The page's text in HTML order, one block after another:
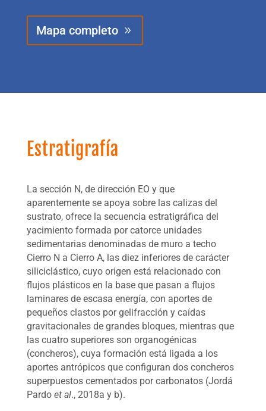
Mapa completo
Estratigrafía
La sección N, de dirección EO y que
aparentemente se apoya sobre las calizas del
sustrato, ofrece la secuencia estratigráfica del
yacimiento formada por catorce unidades
sedimentarias denominadas de muro a techo
Cierro N a Cierro A, las diez inferiores de carácter
siliciclástico, cuyo origen está relacionado con
flujos plásticos en la base que pasan a flujos
laminares de escasa energía, con aportes de
pequeños clastos por gelifracción y caídas
gravitacionales de grandes bloques, mientras que
las cuatro superiores son organogénicas
(concheros), cuya formación está ligada a los
aportes antrópicos que configuran dos concheros
superpuestos cementados por carbonatos (Jordá
Pardo et al., 2018a y b).